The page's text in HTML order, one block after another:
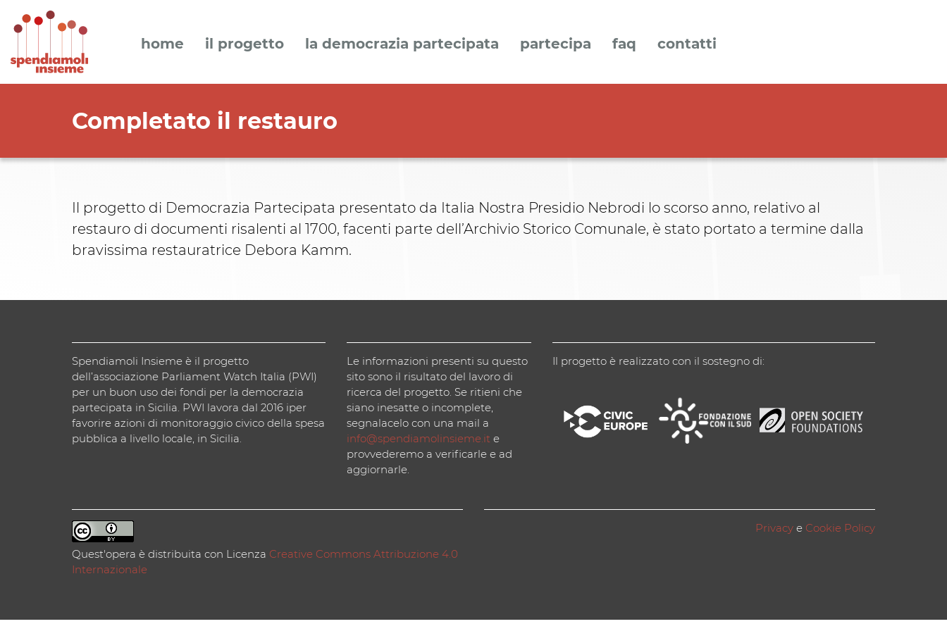
home il progetto la democrazia partecipata partecipa faq contatti
Completato il restauro
Il progetto di Democrazia Partecipata presentato da Italia Nostra Presidio Nebrodi lo scorso anno, relativo al
restauro di documenti risalenti al 1700, facenti parte dell’Archivio Storico Comunale, è stato portato a termine dalla
bravissima restauratrice Debora Kamm.
Spendiamoli Insieme è il progetto
dell’associazione Parliament Watch Italia (PWI)
per un buon uso dei fondi per la democrazia
partecipata in Sicilia. PWI lavora dal 2016 iper
favorire azioni di monitoraggio civico della spesa
pubblica a livello locale, in Sicilia.
Le informazioni presenti su questo
sito sono il risultato del lavoro di
ricerca del progetto. Se ritieni che
siano inesatte o incomplete,
segnalacelo con una mail a
info@spendiamolinsieme.ite
provvederemo a verificarle e ad
aggiornarle.
Il progetto è realizzato con il sostegno di:
Quest'opera è distribuita con Licenza Creative Commons Attribuzione 4.0
Internazionale
Privacy e Cookie Policy